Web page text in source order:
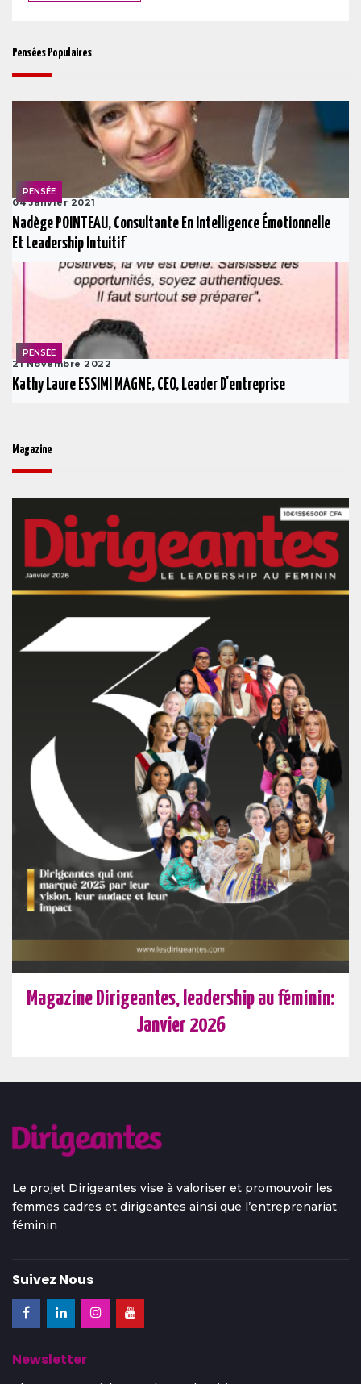
Pensées Populaires
PENSÉE
04 Janvier 2021
Nadège POINTEAU, Consultante En Intelligence Émotionnelle
Et Leadership Intuitif
PENSÉE
21 Novembre 2022
Kathy Laure ESSIMI MAGNE, CEO, Leader D'entreprise
Magazine
Magazine Dirigeantes, leadership au féminin:
Janvier 2026
Le projet Dirigeantes vise à valoriser et promouvoir les
femmes cadres et dirigeantes ainsi que l’entreprenariat
féminin
Suivez Nous
Newsletter